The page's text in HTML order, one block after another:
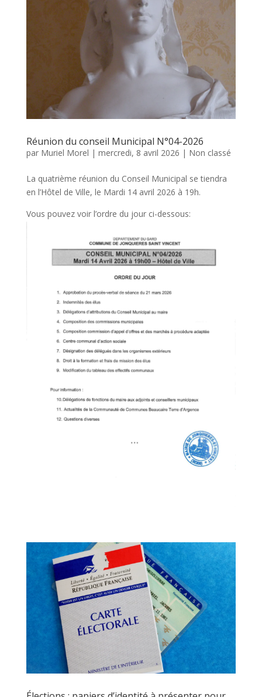
Réunion du conseil Municipal N°04-2026
par Muriel Morel | mercredi, 8 avril 2026 | Non classé
La quatrième réunion du Conseil Municipal se tiendra
en l’Hôtel de Ville, le Mardi 14 avril 2026 à 19h.
Vous pouvez voir l’ordre du jour ci-dessous: